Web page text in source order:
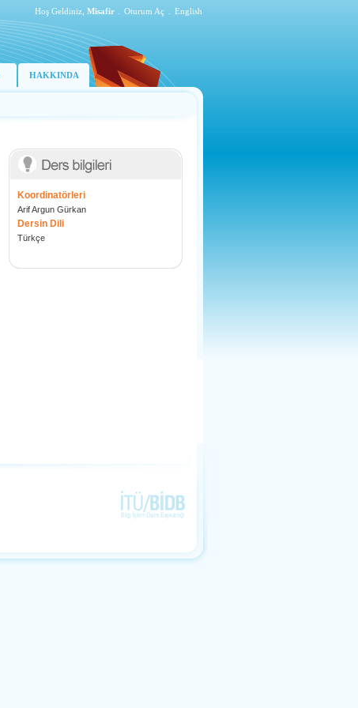
Hoş Geldiniz, Misafir Oturum Aç English
HAKKINDA
Koordinatörleri
Arif Argun Gürkan
Dersin Dili
Türkçe